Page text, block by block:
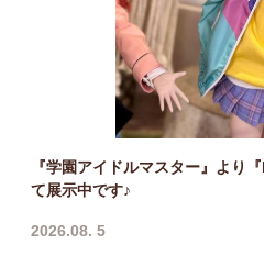
『学園アイドルマスター』より
て展示中です♪
2026.08. 5